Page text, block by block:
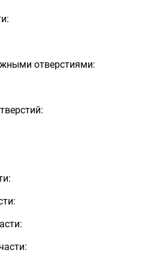
отверстиями: